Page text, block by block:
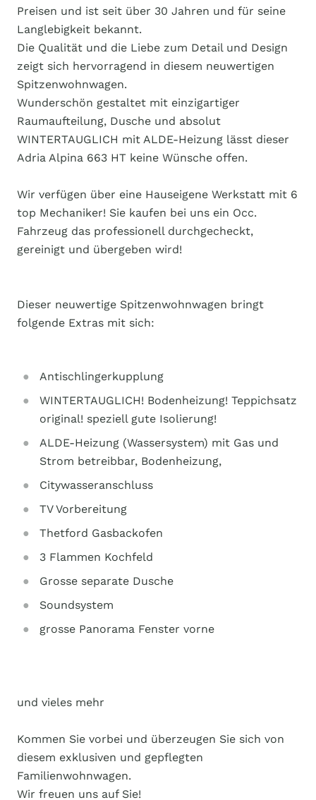
Preisen und ist seit über 30 Jahren und für seine
Langlebigkeit bekannt.
Die Qualität und die Liebe zum Detail und Design
zeigt sich hervorragend in diesem neuwertigen
Spitzenwohnwagen.
Wunderschön gestaltet mit einzigartiger
Raumaufteilung, Dusche und absolut
WINTERTAUGLICH mit ALDE-Heizung lässt dieser
Adria Alpina 663 HT keine Wünsche offen.
Wir verfügen über eine Hauseigene Werkstatt mit 6
top Mechaniker! Sie kaufen bei uns ein Occ.
Fahrzeug das professionell durchgecheckt,
gereinigt und übergeben wird!
Dieser neuwertige Spitzenwohnwagen bringt
folgende Extras mit sich:
Antischlingerkupplung
WINTERTAUGLICH! Bodenheizung! Teppichsatz
original! speziell gute Isolierung!
ALDE-Heizung (Wassersystem) mit Gas und
Strom betreibbar, Bodenheizung,
Citywasseranschluss
TV Vorbereitung
Thetford Gasbackofen
3 Flammen Kochfeld
Grosse separate Dusche
Soundsystem
grosse Panorama Fenster vorne
und vieles mehr
Kommen Sie vorbei und überzeugen Sie sich von
diesem exklusiven und gepflegten
Familienwohnwagen.
Wir freuen uns auf Sie!